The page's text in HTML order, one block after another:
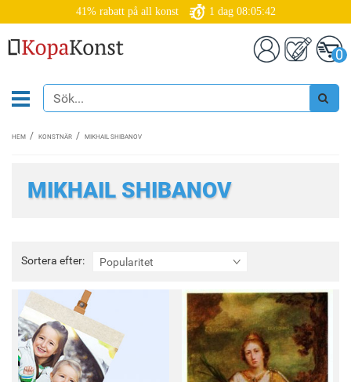
41% rabatt på all konst 1 dag 08:05:41
0
HEM KONSTNÄR MIKHAIL SHIBANOV
MIKHAIL SHIBANOV
Sortera efter: Popularitet
Sortera
efter: